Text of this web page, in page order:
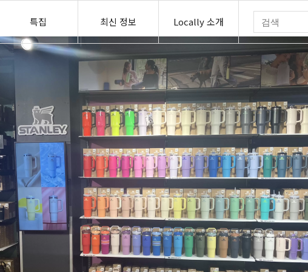
특집 최신 정보 Locally 소개